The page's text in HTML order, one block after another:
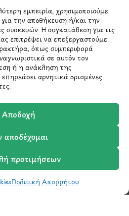
εμπειρία, χρησιμοποιούμε
την αποθήκευση ή/και την
συσκευών. Η συγκατάθεση για τις
επιτρέψει να επεξεργαστούμε
όπως συμπεριφορά
σε αυτόν τον
ή η ανάκληση της
αρνητικά ορισμένες
Αποδοχή
αποδέχομαι
προτιμήσεων
Πολιτική Απορρήτου
τα νέα
προσφορές
μας.
και συμφωνώ με την
Απορρήτου
μου